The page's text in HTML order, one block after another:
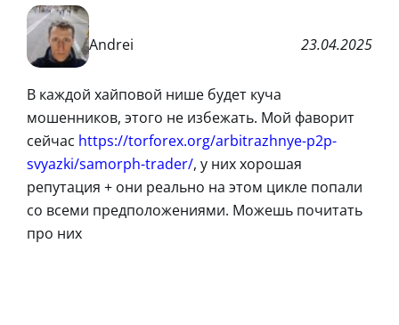
Andrei 23.04.2025
В каждой хайповой нише будет куча
мошенников, этого не избежать. Мой фаворит
сейчас https://torforex.org/arbitrazhnye-p2p-
svyazki/samorph-trader/, у них хорошая
репутация + они реально на этом цикле попали
со всеми предположениями. Можешь почитать
про них